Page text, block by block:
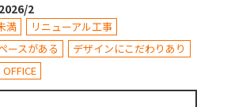
2026/2
満
リニューアル工事
ースがある
デザインにこだわりあり
OFFICE